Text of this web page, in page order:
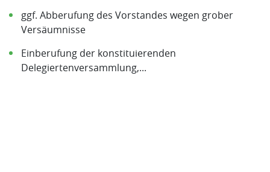
ggf. Abberufung des Vorstandes wegen grober
Versäumnisse
Einberufung der konstituierenden
Delegiertenversammlung,...